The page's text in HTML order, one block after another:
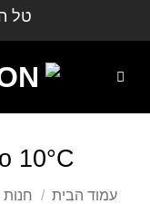
טל
10°C
עמוד הבית / חנות